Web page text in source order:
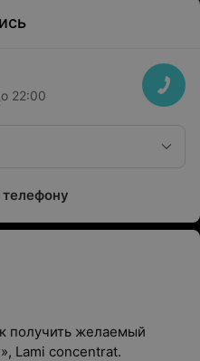
22:00
получить желаемый
Lami concentrat.